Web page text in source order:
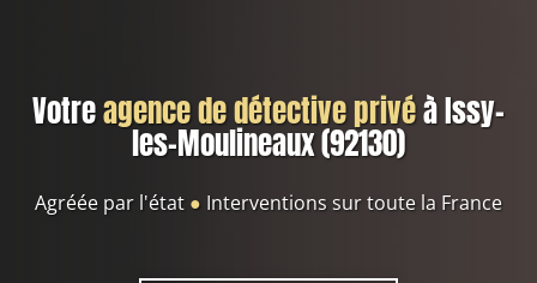
Votreagence de détective privéà Issy-
les-Moulineaux (92130)
Agréée par l'état ● Interventions sur toute la France